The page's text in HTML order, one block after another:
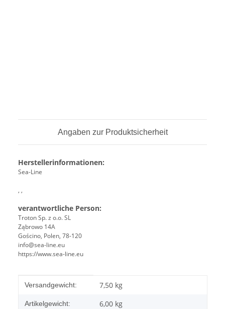
Angaben zur Produktsicherheit
Herstellerinformationen:
Sea-Line
, ,
verantwortliche Person:
Troton Sp. z o.o. SL
Ząbrowo 14A
Gościno, Polen, 78-120
info@sea-line.eu
https://www.sea-line.eu
Produkteigenschaft
Wert
Versandgewicht: 7,50 kg
Artikelgewicht: 6,00 kg